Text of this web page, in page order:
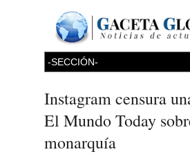
Instagram censura
El Mundo Today
monarquía